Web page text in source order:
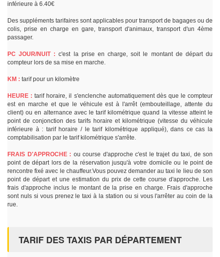
inférieure à 6.40€
Des suppléments tarifaires sont applicables pour transport de bagages ou de
colis, prise en charge en gare, transport d'animaux, transport d'un 4ème
passager.
PC JOUR/NUIT : c'est la prise en charge, soit le montant de départ du
compteur lors de sa mise en marche.
KM : tarif pour un kilomètre
HEURE : tarif horaire, il s'enclenche automatiquement dès que le compteur
est en marche et que le véhicule est à l'arrêt (embouteillage, attente du
client) ou en alternance avec le tarif kilométrique quand la vitesse atteint le
point de conjonction des tarifs horaire et kilométrique (vitesse du véhicule
inférieure à : tarif horaire / le tarif kilométrique appliqué), dans ce cas la
comptabilisation par le tarif kilométrique s'arrête.
FRAIS D'APPROCHE : ou course d'approche c'est le trajet du taxi, de son
point de départ lors de la réservation jusqu'à votre domicile ou le point de
rencontre fixé avec le chauffeur.Vous pouvez demander au taxi le lieu de son
point de départ et une estimation du prix de cette course d'approche. Les
frais d'approche inclus le montant de la prise en charge. Frais d'approche
sont nuls si vous prenez le taxi à la station ou si vous l'arrêter au coin de la
rue.
TARIF DES TAXIS PAR DÉPARTEMENT